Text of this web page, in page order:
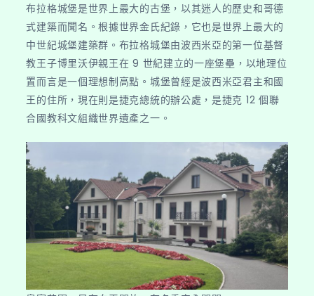
布拉格城堡是世界上最大的古堡，以其迷人的歷史和哥德
式建築而聞名。根據世界金氏紀錄，它也是世界上最大的
中世紀城堡建築群。布拉格城堡由波西米亞的第一位基督
教王子博里沃伊親王在 9 世紀建立的一座堡壘，以地理位
置而言是一個理想制高點。城堡曾經是波西米亞君主和國
王的住所，現在則是捷克總統的辦公處，是捷克 12 個聯
合國教科文組織世界遺產之一。